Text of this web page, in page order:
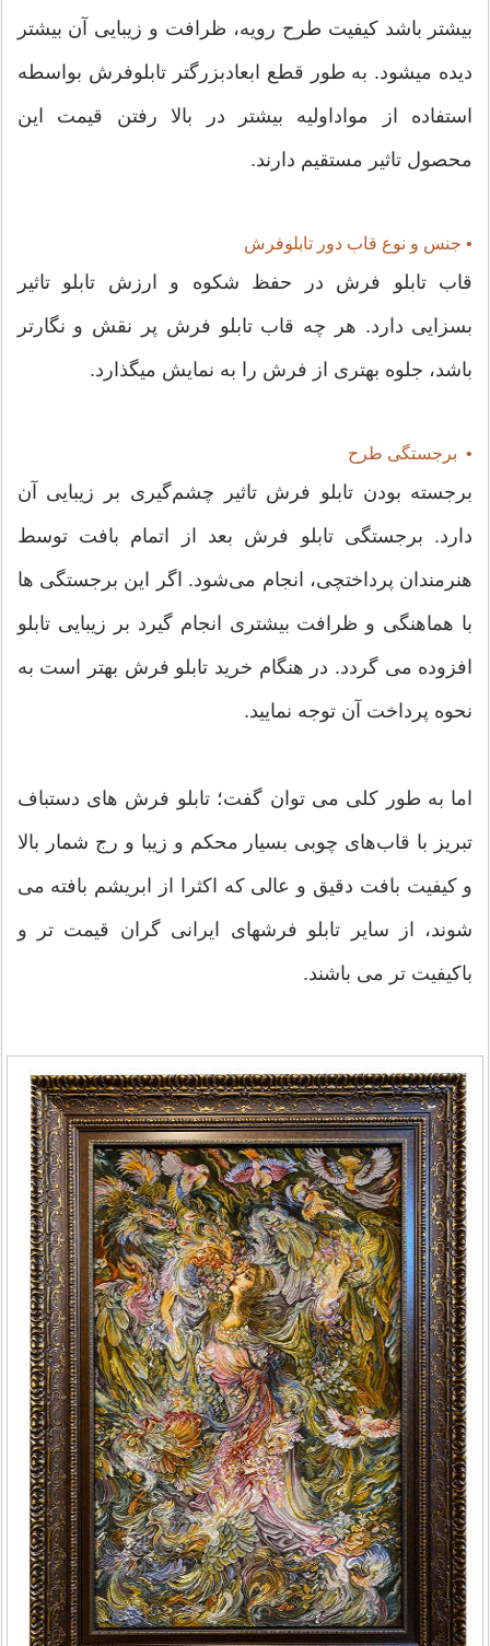
بیشتر باشد کیفیت طرح رویه، ظرافت و زیبایی آن بیشتر
دیده میشود. به طور قطع ابعادبزرگتر تابلوفرش بواسطه
استفاده از مواداولیه بیشتر در بالا رفتن قیمت این
محصول تاثیر مستقیم دارند.
• جنس و نوع قاب دور تابلوفرش
قاب تابلو فرش در حفظ شکوه و ارزش تابلو تاثیر
بسزایی دارد. هر چه قاب تابلو فرش پر نقش و نگارتر
باشد، جلوه بهتری از فرش را به نمایش میگذارد.
• برجستگی طرح
برجسته بودن تابلو فرش تاثیر چشم‌گیری بر زیبایی آن
دارد. برجستگی تابلو فرش بعد از اتمام بافت توسط
هنرمندان پرداختچی، انجام می‌شود. اگر این برجستگی ها
با هماهنگی و ظرافت بیشتری انجام گیرد بر زیبایی تابلو
افزوده می گردد. در هنگام خرید تابلو فرش بهتر است به
نحوه پرداخت آن توجه نمایید.
اما به طور کلی می توان گفت؛ تابلو فرش های دستباف
تبریز با قاب‌های چوبی بسیار محکم و زیبا و رج شمار بالا
و کیفیت بافت دقیق و عالی که اکثرا از ابریشم بافته می
شوند، از سایر تابلو فرشهای ایرانی گران قیمت تر و
باکیفیت تر می باشند.